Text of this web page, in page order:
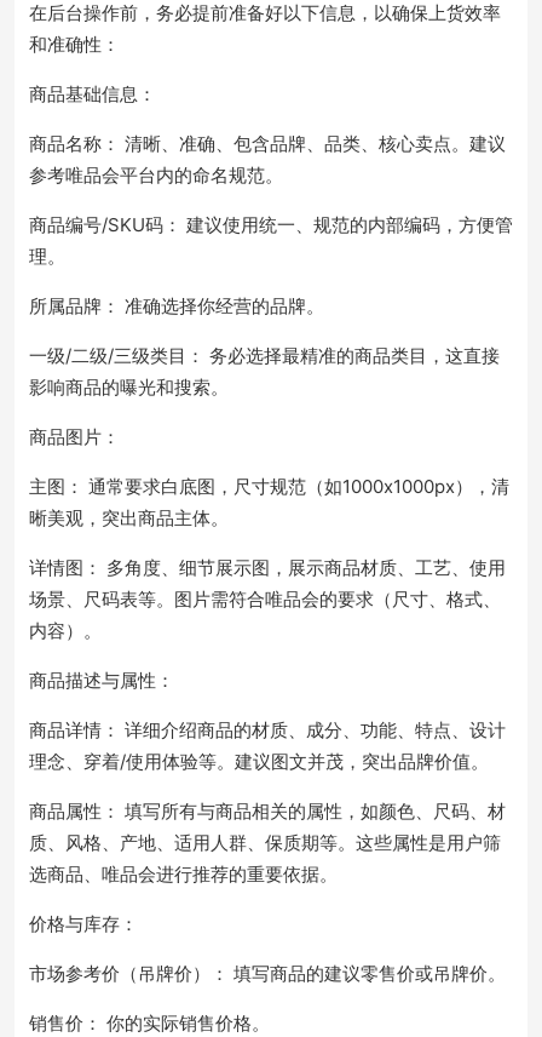
在后台操作前，务必提前准备好以下信息，以确保上货效率
和准确性：
商品基础信息：
商品名称： 清晰、准确、包含品牌、品类、核心卖点。建议
参考唯品会平台内的命名规范。
商品编号/SKU码： 建议使用统一、规范的内部编码，方便管
理。
所属品牌： 准确选择你经营的品牌。
一级/二级/三级类目： 务必选择最精准的商品类目，这直接
影响商品的曝光和搜索。
商品图片：
主图： 通常要求白底图，尺寸规范（如1000x1000px），清
晰美观，突出商品主体。
详情图： 多角度、细节展示图，展示商品材质、工艺、使用
场景、尺码表等。图片需符合唯品会的要求（尺寸、格式、
内容）。
商品描述与属性：
商品详情： 详细介绍商品的材质、成分、功能、特点、设计
理念、穿着/使用体验等。建议图文并茂，突出品牌价值。
商品属性： 填写所有与商品相关的属性，如颜色、尺码、材
质、风格、产地、适用人群、保质期等。这些属性是用户筛
选商品、唯品会进行推荐的重要依据。
价格与库存：
市场参考价（吊牌价）： 填写商品的建议零售价或吊牌价。
销售价： 你的实际销售价格。